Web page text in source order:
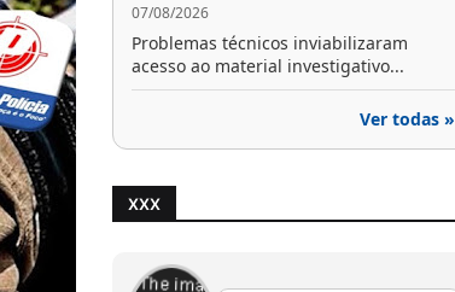
07/08/2026
Problemas técnicos inviabilizaram
acesso ao material investigativo...
Ver todas »
XXX